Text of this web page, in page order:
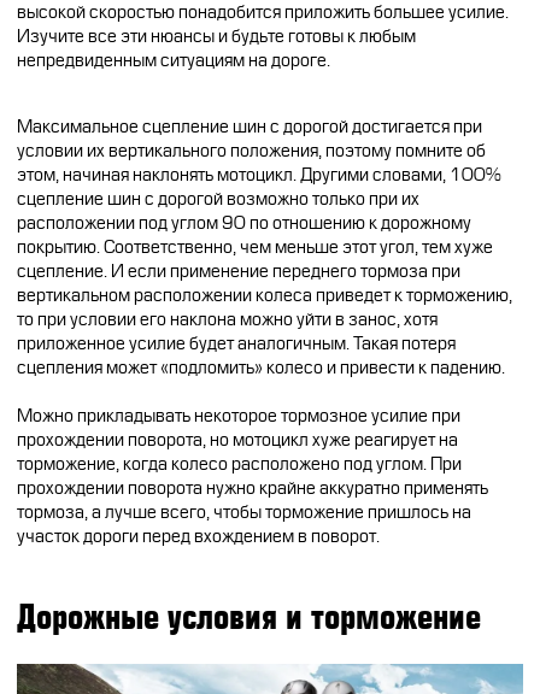
высокой скоростью понадобится приложить большее усилие.
Изучите все эти нюансы и будьте готовы к любым
непредвиденным ситуациям на дороге.
Максимальное сцепление шин с дорогой достигается при
условии их вертикального положения, поэтому помните об
этом, начиная наклонять мотоцикл. Другими словами, 100%
сцепление шин с дорогой возможно только при их
расположении под углом 90 по отношению к дорожному
покрытию. Соответственно, чем меньше этот угол, тем хуже
сцепление. И если применение переднего тормоза при
вертикальном расположении колеса приведет к торможению,
то при условии его наклона можно уйти в занос, хотя
приложенное усилие будет аналогичным. Такая потеря
сцепления может «подломить» колесо и привести к падению.
Можно прикладывать некоторое тормозное усилие при
прохождении поворота, но мотоцикл хуже реагирует на
торможение, когда колесо расположено под углом. При
прохождении поворота нужно крайне аккуратно применять
тормоза, а лучше всего, чтобы торможение пришлось на
участок дороги перед вхождением в поворот.
Дорожные условия и торможение